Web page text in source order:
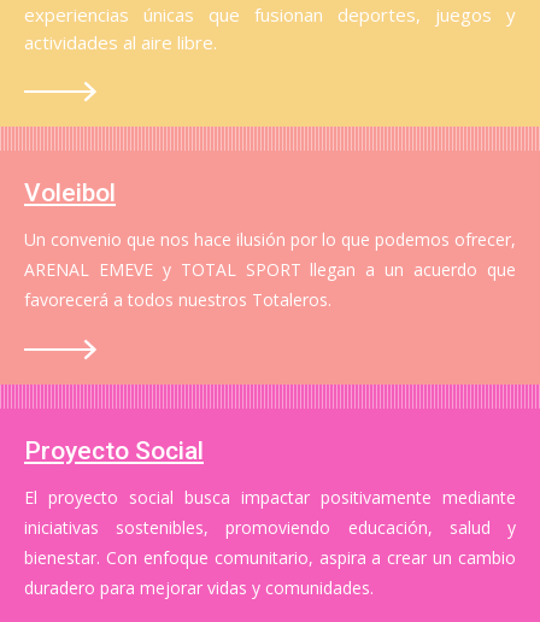
experiencias únicas que fusionan deportes, juegos y
actividades al aire libre.
Voleibol
Un convenio que nos hace ilusión por lo que podemos ofrecer,
ARENAL EMEVE y TOTAL SPORT llegan a un acuerdo que
favorecerá a todos nuestros Totaleros.
Proyecto Social
El proyecto social busca impactar positivamente mediante
iniciativas sostenibles, promoviendo educación, salud y
bienestar. Con enfoque comunitario, aspira a crear un cambio
duradero para mejorar vidas y comunidades.